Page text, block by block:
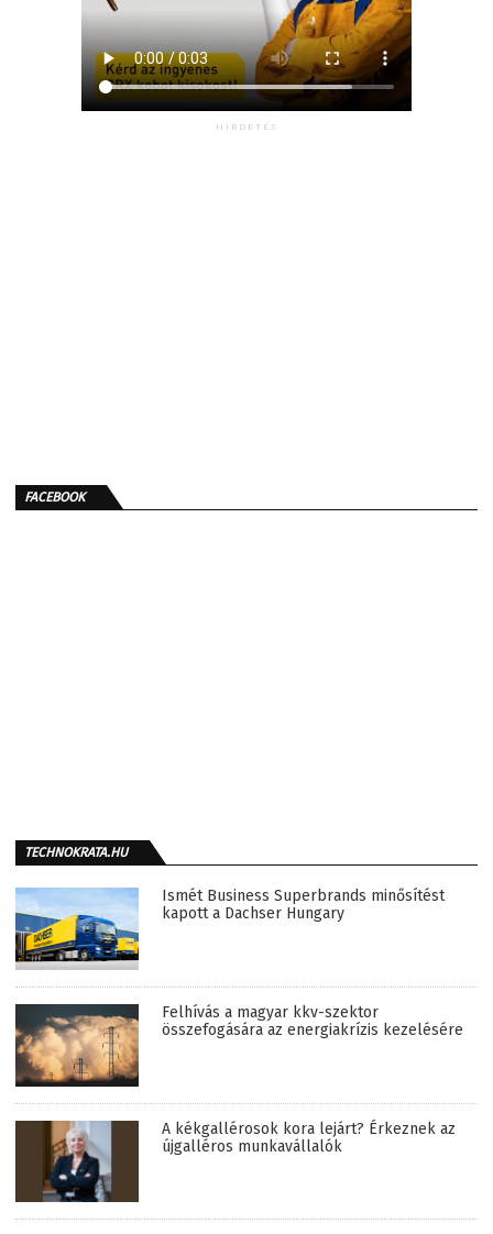
HIRDETÉS
FACEBOOK
TECHNOKRATA.HU
Ismét Business Superbrands minősítést
kapott a Dachser Hungary
Felhívás a magyar kkv-szektor
összefogására az energiakrízis kezelésére
A kékgallérosok kora lejárt? Érkeznek az
újgalléros munkavállalók